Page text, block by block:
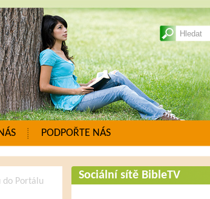
PODPOŘTE NÁS
do Portálu
Sociální sítě BibleTV